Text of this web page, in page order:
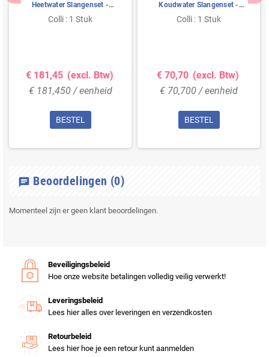
Heetwater Slangenset -
20mtr - Blauw - FDA - max.
20 Bar - 70°C
Colli : 1 Stuk
€ 181,45 (excl. Btw)
€ 181,450 / eenheid
BESTEL
Koudwater Slangenset -
15mtr - Transparant - max
12 Bar - max 40°C
Colli : 1 Stuk
€ 70,70 (excl. Btw)
€ 70,700 / eenheid
BESTEL
chat Beoordelingen (0)
Momenteel zijn er geen klant beoordelingen.
Beveiligingsbeleid
Hoe onze website betalingen volledig veilig verwerkt!
Leveringsbeleid
Lees hier alles over leveringen en verzendkosten
Retourbeleid
Lees hier hoe je een retour kunt aanmelden